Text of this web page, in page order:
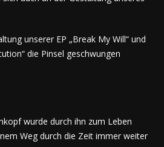
unserer EP „Break My Will“ und
die Pinsel geschwungen
wurde durch ihn zum Leben
Weg durch die Zeit immer weiter